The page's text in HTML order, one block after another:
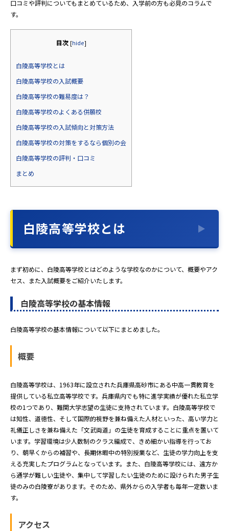
口コミや評判についてもまとめているため、入学前の方も必見のコラムで
す。
目次 [hide]
白陵高等学校とは
白陵高等学校の入試概要
白陵高等学校の難易度は？
白陵高等学校のよくある併願校
白陵高等学校の入試傾向と対策方法
白陵高等学校の対策をするなら個別の会
白陵高等学校の評判・口コミ
まとめ
白陵高等学校とは
まず初めに、白陵高等学校とはどのような学校なのかについて、概要やアク
セス、また入試概要をご紹介いたします。
白陵高等学校の基本情報
白陵高等学校の基本情報について以下にまとめました。
概要
白陵高等学校は、1963年に設立された兵庫県高砂市にある中高一貫教育を
提供している私立高等学校です。兵庫県内でも特に進学実績が優れた私立学
校の1つであり、難関大学志望の生徒に支持されています。白陵高等学校で
は知性、道徳性、そして国際的視野を兼ね備えた人材といった、高い学力と
礼儀正しさを兼ね備えた「文武両道」の生徒を育成することに重点を置いて
います。学習環境は少人数制のクラス編成で、きめ細かい指導を行ってお
り、朝早くからの補習や、長期休暇中の特別授業など、生徒の学力向上を支
える充実したプログラムとなっています。また、白陵高等学校には、遠方か
ら通学が難しい生徒や、集中して学習したい生徒のために設けられた男子生
徒のみの白陵寮があります。そのため、県外からの入学者も毎年一定数いま
す。
アクセス